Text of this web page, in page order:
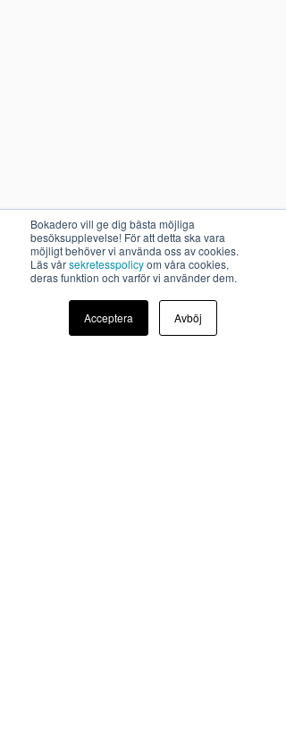
Bokadero vill ge dig bästa möjliga
besöksupplevelse! För att detta ska vara
möjligt behöver vi använda oss av cookies.
Läs vårsekretesspolicyom våra cookies,
deras funktion och varför vi använder dem.
Acceptera Avböj